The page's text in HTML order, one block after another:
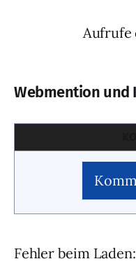
Aufrufe
Webmention und
Fehler beim